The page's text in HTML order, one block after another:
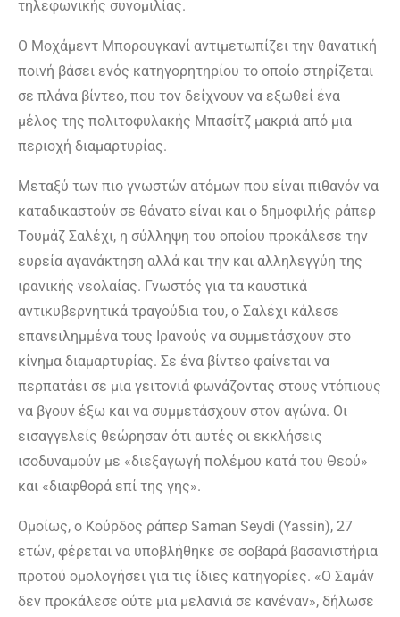
τηλεφωνικής συνομιλίας.
Ο Μοχάμεντ Μπορουγκανί αντιμετωπίζει την θανατική
ποινή βάσει ενός κατηγορητηρίου το οποίο στηρίζεται
σε πλάνα βίντεο, που τον δείχνουν να εξωθεί ένα
μέλος της πολιτοφυλακής Μπασίτζ μακριά από μια
περιοχή διαμαρτυρίας.
Μεταξύ των πιο γνωστών ατόμων που είναι πιθανόν να
καταδικαστούν σε θάνατο είναι και ο δημοφιλής ράπερ
Τουμάζ Σαλέχι, η σύλληψη του οποίου προκάλεσε την
ευρεία αγανάκτηση αλλά και την και αλληλεγγύη της
ιρανικής νεολαίας. Γνωστός για τα καυστικά
αντικυβερνητικά τραγούδια του, ο Σαλέχι κάλεσε
επανειλημμένα τους Ιρανούς να συμμετάσχουν στο
κίνημα διαμαρτυρίας. Σε ένα βίντεο φαίνεται να
περπατάει σε μια γειτονιά φωνάζοντας στους ντόπιους
να βγουν έξω και να συμμετάσχουν στον αγώνα. Οι
εισαγγελείς θεώρησαν ότι αυτές οι εκκλήσεις
ισοδυναμούν με «διεξαγωγή πολέμου κατά του Θεού»
και «διαφθορά επί της γης».
Ομοίως, ο Κούρδος ράπερ Saman Seydi (Yassin), 27
ετών, φέρεται να υποβλήθηκε σε σοβαρά βασανιστήρια
προτού ομολογήσει για τις ίδιες κατηγορίες. «Ο Σαμάν
δεν προκάλεσε ούτε μια μελανιά σε κανέναν», δήλωσε